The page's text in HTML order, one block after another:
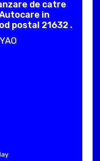
de catre
in
postal 21632 .